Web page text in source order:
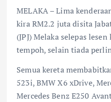
e
b
o
o
k
at
s
A
p
p
ar
e
MELAKA – Lima
kira RM2.2 juta disita
(JPJ) Melaka selepas
tempoh, selain tiada
Semua kereta
523i, BMW X6 xDrive,
Mercedes Benz E250